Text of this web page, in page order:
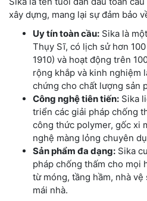
xây dựng, mang lại sự đảm bảo
Uy tín toàn cầu: Sika là
Thụy Sĩ, có lịch sử hơn
1910) và hoạt động trên
rộng khắp và kinh nghiệm
chứng cho chất lượng sản
Công nghệ tiên tiến: Sika
triển các giải pháp chống
công thức polymer, gốc xi
nghệ màng lỏng chuyên
Sản phẩm đa dạng: Sika
pháp chống thấm cho mọi
từ móng, tầng hầm, nhà
mái nhà.